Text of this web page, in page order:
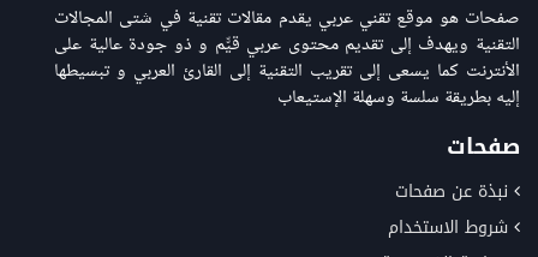
صفحات هو موقع تقني عربي يقدم مقالات تقنية في شتى المجالات
التقنية ويهدف إلى تقديم محتوى عربي قيّّم و ذو جودة عالية على
الأنترنت كما يسعى إلى تقريب التقنية إلى القارئ العربي و تبسيطها
إليه بطريقة سلسة وسهلة الإستيعاب
صفحات
نبذة عن صفحات
شروط الاستخدام